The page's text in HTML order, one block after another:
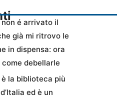
é arrivato il
già mi ritrovo le
in dispensa: ora
come debellarle
la biblioteca più
ed è un